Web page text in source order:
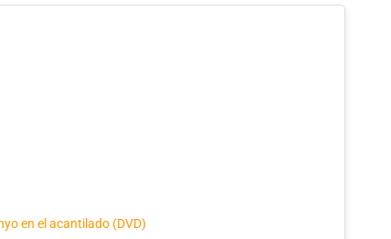
en el acantilado (DVD)